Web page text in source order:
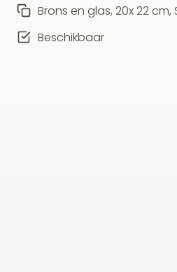
Brons en glas, 20x 22 cm,
Beschikbaar